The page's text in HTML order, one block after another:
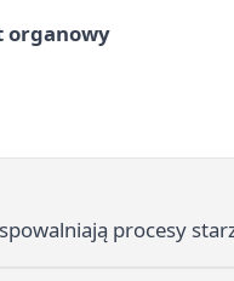
organowy
procesy